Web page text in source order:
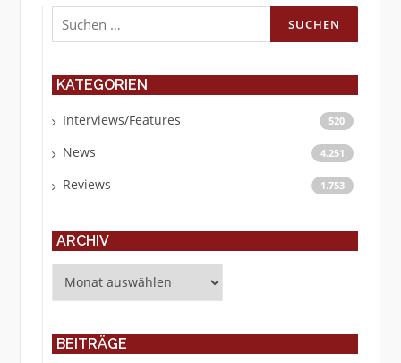
Suchen
nach:
KATEGORIEN
Interviews/Features 520
News 4.251
Reviews 1.753
ARCHIV
BEITRÄGE